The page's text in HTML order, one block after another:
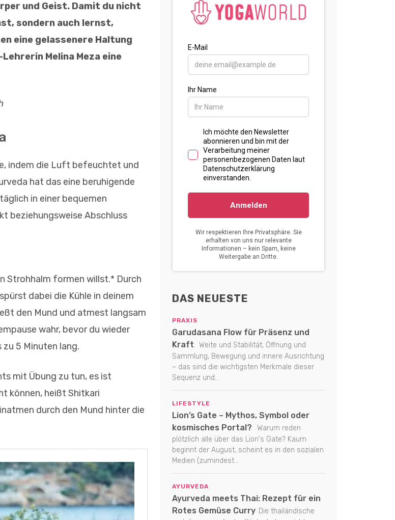
und Geist. Damit du nicht
sondern auch lernst,
eine gelassenere Haltung
Melina Meza eine
indem die Luft befeuchtet und
hat das eine beruhigende
in einer bequemen
beziehungsweise Abschluss
Strohhalm formen willst.* Durch
dabei die Kühle in deinem
den Mund und atmest langsam
wahr, bevor du wieder
5 Minuten lang.
mit Übung zu tun, es ist
können, heißt Shitkari
durch den Mund hinter die
DAS NEUESTE
PRAXIS
Garudasana Flow für Präsenz und
Kraft
Weite und Stabilität, Öffnung und
Sammlung, Bewegung und innere Ausrichtung
– das sind die wichtigsten Merkmale dieser
Sequenz und...
LIFESTYLE
Lion’s Gate – Mythos, Symbol oder
kosmisches Portal?
Warum reden
plötzlich alle über das Lion's Gate? Kaum
beginnt der August, scheint es in den sozialen
Medien (zumindest...
AYURVEDA
Ayurveda meets Thai: Rezept für ein
Rotes Gemüse Curry Die thailändische